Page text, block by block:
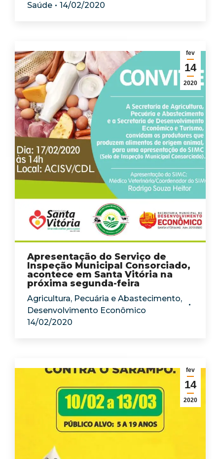
Saúde 14/02/2020
fev
14
2020
Apresentação do Serviço de
Inspeção Municipal Consorciado,
acontece em Santa Vitória na
próxima segunda-feira
Agricultura, Pecuária e Abastecimento,
Desenvolvimento Econômico
14/02/2020
fev
14
2020